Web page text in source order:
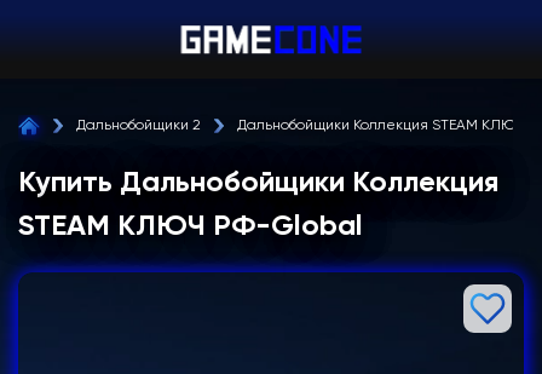
Дальнобойщики 2 Дальнобойщики Коллекция STEAM КЛЮЧ
Купить Дальнобойщики Коллекция
STEAM КЛЮЧ РФ-Global